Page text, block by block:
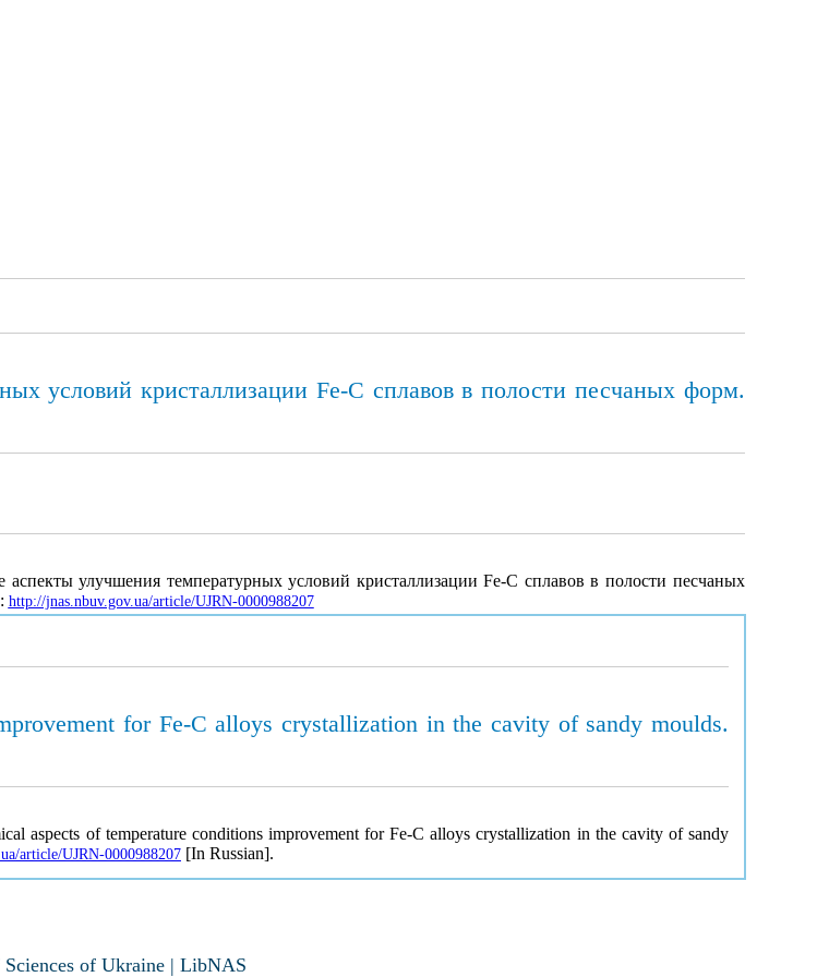
условий кристаллизации Fe-C сплавов в полости песчаных форм.
улучшения температурных условий кристаллизации Fe-C сплавов в полости песчаных
http://jnas.nbuv.gov.ua/article/UJRN-0000988207
for Fe-C alloys crystallization in the cavity of sandy moulds.
aspects of temperature conditions improvement for Fe-C alloys crystallization in the cavity of sandy
article/UJRN-0000988207[In Russian].
of Ukraine | LibNAS